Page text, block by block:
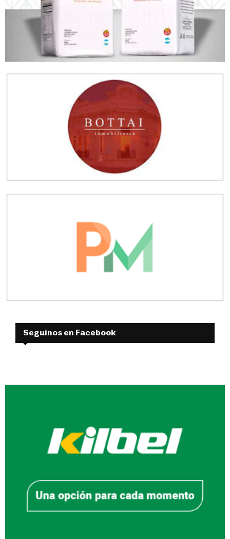
Seguinos en Facebook